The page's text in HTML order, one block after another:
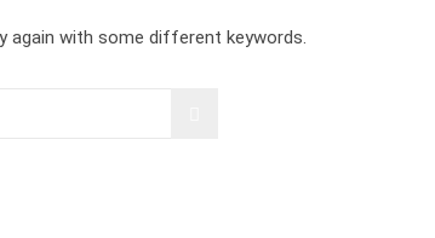
again with some different keywords.